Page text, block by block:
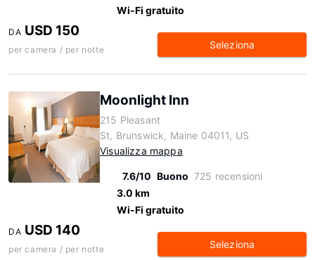
Wi-Fi gratuito
DA USD 150
per camera / per notte Seleziona
Moonlight Inn
215 Pleasant
St, Brunswick, Maine 04011, US
Visualizza mappa
7.6/10 Buono 725 recensioni
3.0 km
Wi-Fi gratuito
DA USD 140
per camera / per notte Seleziona